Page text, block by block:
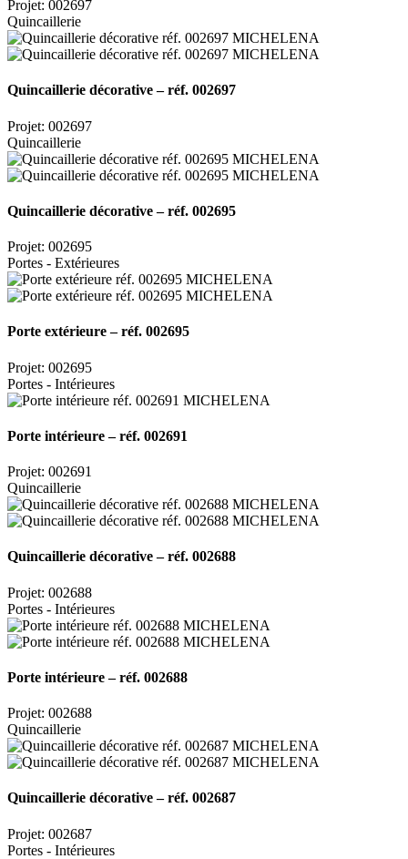
Projet: 002697
Quincaillerie
Quincaillerie décorative – réf. 002697
Projet: 002697
Quincaillerie
Quincaillerie décorative – réf. 002695
Projet: 002695
Portes - Extérieures
Porte extérieure – réf. 002695
Projet: 002695
Portes - Intérieures
Porte intérieure – réf. 002691
Projet: 002691
Quincaillerie
Quincaillerie décorative – réf. 002688
Projet: 002688
Portes - Intérieures
Porte intérieure – réf. 002688
Projet: 002688
Quincaillerie
Quincaillerie décorative – réf. 002687
Projet: 002687
Portes - Intérieures